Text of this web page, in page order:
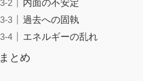
内面の不安定
過去への固執
エネルギーの乱れ
まとめ